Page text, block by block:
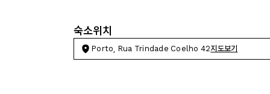
숙소위치
Porto, Rua Trindade Coelho 42지도보기